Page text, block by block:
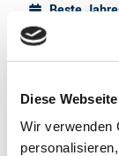
Diese
Wir verwenden
Beste
geeignet
Jan Feb
Aug